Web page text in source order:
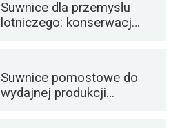
transportu rakiet
Suwnice dla przemysłu
lotniczego: konserwacja
Suwnice pomostowe do
wydajnej produkcji